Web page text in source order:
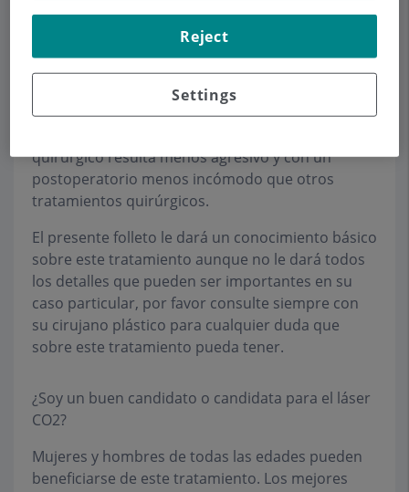
realiza con más frecuencia. Este procedimiento
también suele realizarse en combinación con
otros tratamientos cosméticos y plásticos como
la cirugía en párpados y los liftings.
El tratamiento con láser es todavía muy nuevo.
quirúrgico resulta menos agresivo y con un
postoperatorio menos incómodo que otros
tratamientos quirúrgicos.
El presente folleto le dará un conocimiento básico
sobre este tratamiento aunque no le dará todos
los detalles que pueden ser importantes en su
caso particular, por favor consulte siempre con
su cirujano plástico para cualquier duda que
sobre este tratamiento pueda tener.
¿Soy un buen candidato o candidata para el láser
CO2?
Mujeres y hombres de todas las edades pueden
beneficiarse de este tratamiento. Los mejores
Settings
Reject